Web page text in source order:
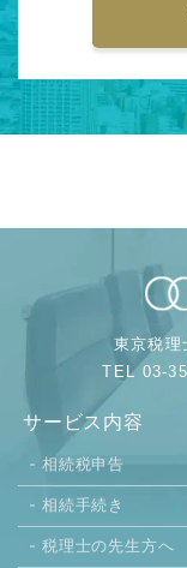
東京税
TEL 03-
サービス内容
相続税申告
相続手続き
税理士の先生方へ